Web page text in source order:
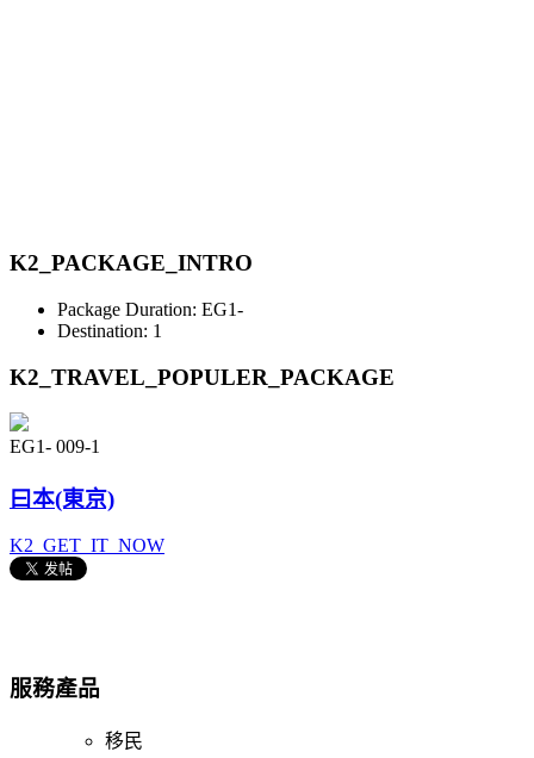
K2_PACKAGE_INTRO
Package Duration: EG1-
Destination: 1
K2_TRAVEL_POPULER_PACKAGE
EG1- 009-1
曰本(東京)
K2_GET_IT_NOW
服務產品
移民